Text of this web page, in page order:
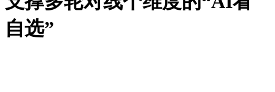
自选”